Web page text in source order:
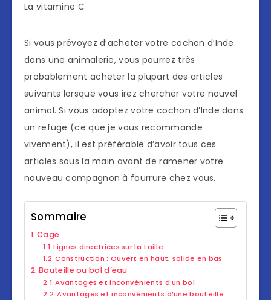
La vitamine C
Si vous prévoyez d’acheter votre cochon d’Inde
dans une animalerie, vous pourrez très
probablement acheter la plupart des articles
suivants lorsque vous irez chercher votre nouvel
animal. Si vous adoptez votre cochon d’Inde dans
un refuge (ce que je vous recommande
vivement), il est préférable d’avoir tous ces
articles sous la main avant de ramener votre
nouveau compagnon à fourrure chez vous.
Sommaire
Cage
Lignes directrices sur la taille
Construction : Ouvert en haut, solide en bas
Bouteille ou bol d’eau
Avantages et inconvénients d’un bol
Avantages et inconvénients d’une bouteille